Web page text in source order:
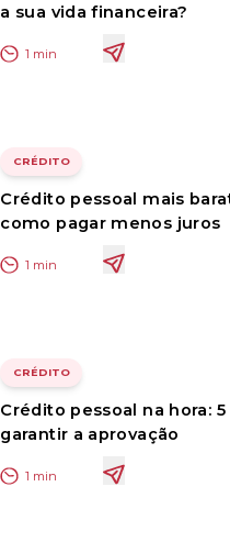
a sua vida financeira?
1 min
CRÉDITO
Crédito pessoal mais
como pagar menos juros
1 min
CRÉDITO
Crédito pessoal na hora: 5
garantir a aprovação
1 min